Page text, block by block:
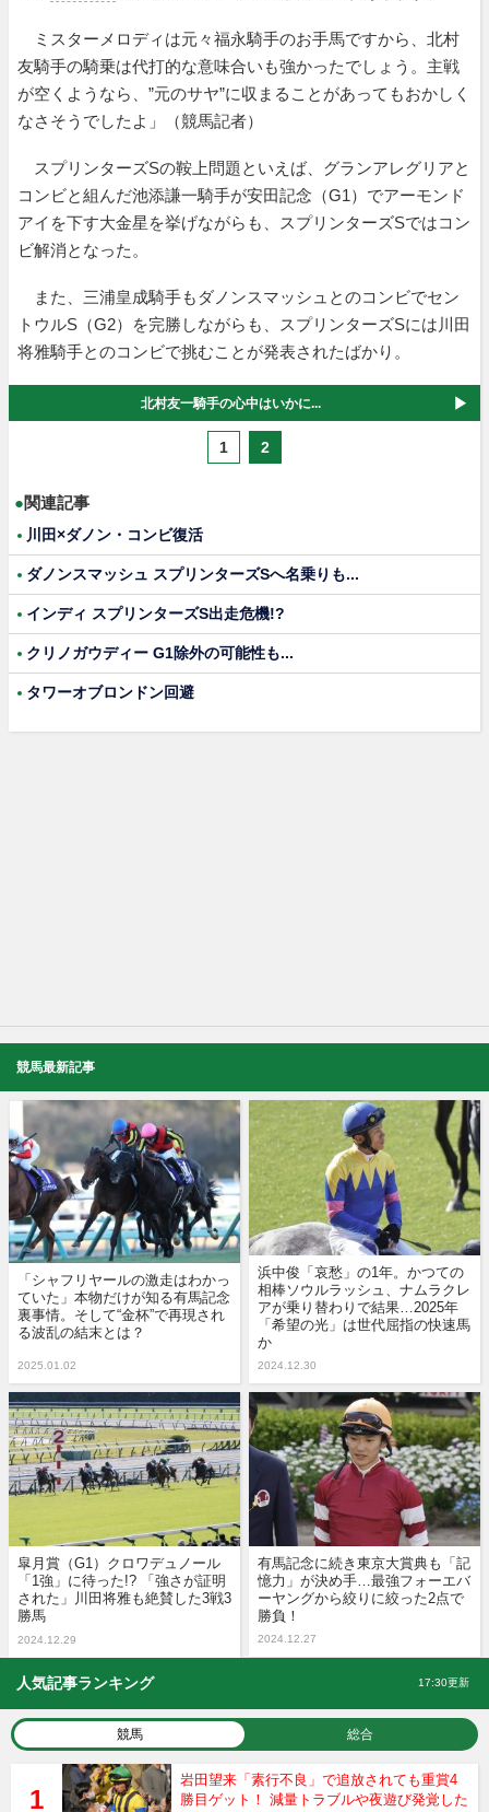
ミスターメロディは元々福永騎手のお手馬ですから、北村
友騎手の騎乗は代打的な意味合いも強かったでしょう。主戦
が空くようなら、”元のサヤ”に収まることがあってもおかしく
なさそうでしたよ」（競馬記者）
スプリンターズSの鞍上問題といえば、グランアレグリアと
コンビと組んだ池添謙一騎手が安田記念（G1）でアーモンド
アイを下す大金星を挙げながらも、スプリンターズSではコン
ビ解消となった。
また、三浦皇成騎手もダノンスマッシュとのコンビでセン
トウルS（G2）を完勝しながらも、スプリンターズSには川田
将雅騎手とのコンビで挑むことが発表されたばかり。
北村友一騎手の心中はいかに...
1 2
●関連記事
川田×ダノン・コンビ復活
ダノンスマッシュ スプリンターズSへ名乗りも...
インディ スプリンターズS出走危機!?
クリノガウディー G1除外の可能性も...
タワーオブロンドン回避
競馬最新記事
「シャフリヤールの激走はわかっ
ていた」本物だけが知る有馬記念
裏事情。そして“金杯”で再現され
る波乱の結末とは？
2025.01.02
浜中俊「哀愁」の1年。かつての
相棒ソウルラッシュ、ナムラクレ
アが乗り替わりで結果…2025年
「希望の光」は世代屈指の快速馬
か
2024.12.30
皐月賞（G1）クロワデュノール
「1強」に待った!? 「強さが証明
された」川田将雅も絶賛した3戦3
勝馬
2024.12.29
有馬記念に続き東京大賞典も「記
憶力」が決め手…最強フォーエバ
ーヤングから絞りに絞った2点で
勝負！
2024.12.27
人気記事ランキング 17:30更新
競馬 総合
岩田望来「素行不良」で追放されても重賞4
勝目ゲット！ 減量トラブルや夜遊び発覚した